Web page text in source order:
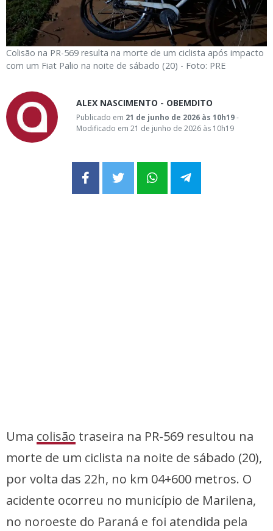
Colisão na PR-569 resulta na morte de um ciclista após impacto
com um Fiat Palio na noite de sábado (20) - Foto: PRE
ALEX NASCIMENTO - OBEMDITO
Publicado em 21 de junho de 2026 às 10h19-
Modificado em 21 de junho de 2026 às 10h19
Uma colisão traseira na PR-569 resultou na
morte de um ciclista na noite de sábado (20),
por volta das 22h, no km 04+600 metros. O
acidente ocorreu no município de Marilena,
no noroeste do Paraná e foi atendida pela